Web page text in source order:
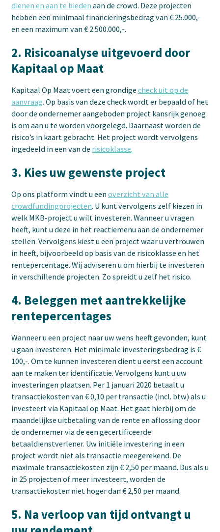
dienen en aan te bieden aan de crowd. Deze projecten
hebben een minimaal financieringsbedrag van € 25.000,-
en een maximum van € 2.500.000,-.
2. Risicoanalyse uitgevoerd door
Kapitaal op Maat
Kapitaal Op Maat voert een grondige check uit op de
aanvraag. Op basis van deze check wordt er bepaald of het
door de ondernemer aangeboden project kansrijk genoeg
is om aan u te worden voorgelegd. Daarnaast worden de
risico’s in kaart gebracht. Het project wordt vervolgens
ingedeeld in een van de risicoklasse.
3. Kies uw gewenste project
Op ons platform vindt u eenoverzicht van alle
crowdfundingprojecten. U kunt vervolgens zelf kiezen in
welk MKB-project u wilt investeren. Wanneer u vragen
heeft, kunt u deze in het reactiemenu aan de ondernemer
stellen. Vervolgens kiest u een project waar u vertrouwen
in heeft, bijvoorbeeld op basis van de risicoklasse en het
rentepercentage. Wij adviseren u om hierbij te investeren
in verschillende projecten. Zo spreidt u zelf het risico.
4. Beleggen met aantrekkelijke
rentepercentages
Wanneer u een project naar uw wens heeft gevonden, kunt
u gaan investeren. Het minimale investeringsbedrag is €
100,-. Om te kunnen investeren dient u eerst een account
aan te maken ter identificatie. Vervolgens kunt u uw
investeringen plaatsen. Per 1 januari 2020 betaalt u
transactiekosten van € 0,10 per transactie (incl. btw) als u
investeert via Kapitaal op Maat. Het gaat hierbij om de
maandelijkse uitbetaling van de rente en aflossing door
de ondernemer via de een gecertificeerde
betaaldienstverlener. Uw initiële investering in een
project wordt niet als transactie meegerekend. De
maximale transactiekosten zijn € 2,50 per maand. Dus als u
in 25 projecten of meer investeert, worden de
transactiekosten niet hoger dan € 2,50 per maand.
5. Na verloop van tijd ontvangt u